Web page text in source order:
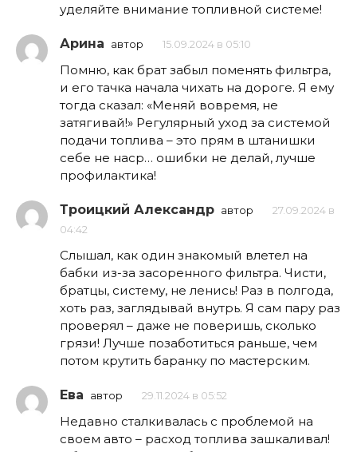
уделяйте внимание топливной системе!
Арина автор 15.09.2024 в 05:10
Помню, как брат забыл поменять фильтра,
и его тачка начала чихать на дороге. Я ему
тогда сказал: «Меняй вовремя, не
затягивай!» Регулярный уход за системой
подачи топлива – это прям в штанишки
себе не наср… ошибки не делай, лучше
профилактика!
Троицкий Александр автор
27.09.2024 в
04:42
Слышал, как один знакомый влетел на
бабки из-за засоренного фильтра. Чисти,
братцы, систему, не ленись! Раз в полгода,
хоть раз, заглядывай внутрь. Я сам пару раз
проверял – даже не поверишь, сколько
грязи! Лучше позаботиться раньше, чем
потом крутить баранку по мастерским.
Ева автор 29.11.2024 в 05:52
Недавно сталкивалась с проблемой на
своем авто – расход топлива зашкаливал!